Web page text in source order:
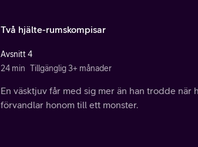
Två hjälte-rumskompisar
Avsnitt 4
24 min Tillgänglig 3+ månader
En väsktjuv får med sig mer än han trodde när
förvandlar honom till ett monster.